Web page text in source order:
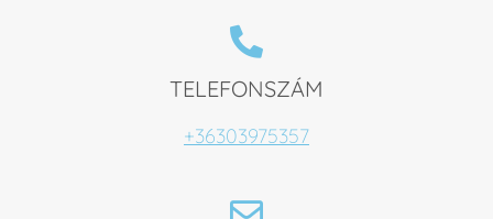
TELEFONSZÁM
+36303975357